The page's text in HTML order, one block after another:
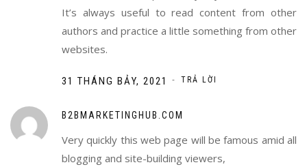
It’s always useful to read content from other
authors and practice a little something from other
websites.
31 THÁNG BẢY, 2021 - TRẢ LỜI
B2BMARKETINGHUB.COM
Very quickly this web page will be famous amid all
blogging and site-building viewers,